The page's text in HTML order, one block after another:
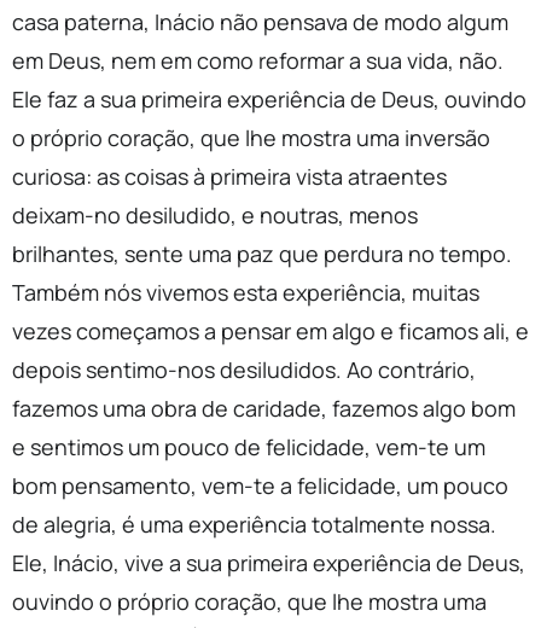
casa paterna, Inácio não pensava de modo algum
em Deus, nem em como reformar a sua vida, não.
Ele faz a sua primeira experiência de Deus, ouvindo
o próprio coração, que lhe mostra uma inversão
curiosa: as coisas à primeira vista atraentes
deixam-no desiludido, e noutras, menos
brilhantes, sente uma paz que perdura no tempo.
Também nós vivemos esta experiência, muitas
vezes começamos a pensar em algo e ficamos ali, e
depois sentimo-nos desiludidos. Ao contrário,
fazemos uma obra de caridade, fazemos algo bom
e sentimos um pouco de felicidade, vem-te um
bom pensamento, vem-te a felicidade, um pouco
de alegria, é uma experiência totalmente nossa.
Ele, Inácio, vive a sua primeira experiência de Deus,
ouvindo o próprio coração, que lhe mostra uma